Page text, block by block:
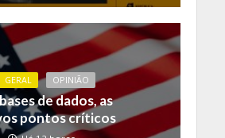
GERAL OPINIÃO
de dados, as
pontos críticos